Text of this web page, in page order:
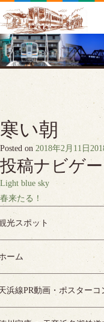
寒い朝
Posted on 2018年2月11日
投稿ナビゲ
Light blue sky
春来たる！
光スポット
ーム